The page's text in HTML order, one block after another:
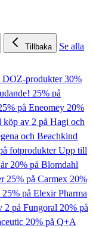
Tillbaka
Se alla
DOZ-produkter30%
25% på
på Eneomey 20%
köp av 2 på Hagi och
och Beachkind
fotprodukterUpp till
20% på Blomdahl
25% på Carmex 20%
25% på Elexir Pharma
2 på Fungoral 20% på
20% på Q+A